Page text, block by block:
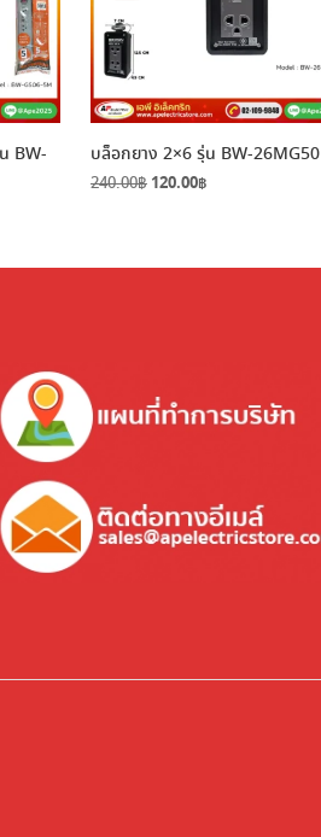
BW-
บล็อกยาง 2×6 รุ่น BW-26MG50
240.00฿ Original
120.00฿